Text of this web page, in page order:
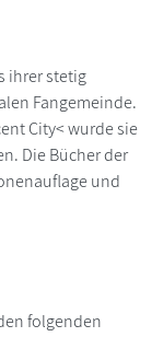
ihrer stetig
Fangemeinde.
City< wurde sie
Die Bücher der
und
folgenden